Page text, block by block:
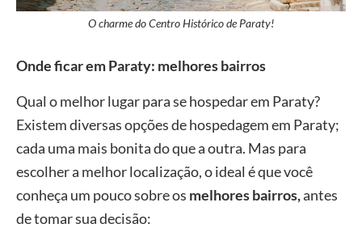
O charme do Centro Histórico de Paraty!
Onde ficar em Paraty: melhores bairros
Qual o melhor lugar para se hospedar em Paraty?
Existem diversas opções de hospedagem em Paraty;
cada uma mais bonita do que a outra. Mas para
escolher a melhor localização, o ideal é que você
conheça um pouco sobre os melhores bairros,antes
de tomar sua decisão: